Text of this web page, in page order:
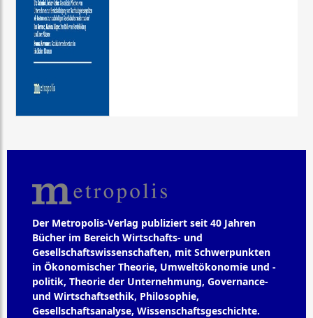
Der Metropolis-Verlag publiziert seit 40 Jahren
Bücher im Bereich Wirtschafts- und
Gesellschaftswissenschaften, mit Schwerpunkten
in Ökonomischer Theorie, Umweltökonomie und -
politik, Theorie der Unternehmung, Governance-
und Wirtschaftsethik, Philosophie,
Gesellschaftsanalyse, Wissenschaftsgeschichte.